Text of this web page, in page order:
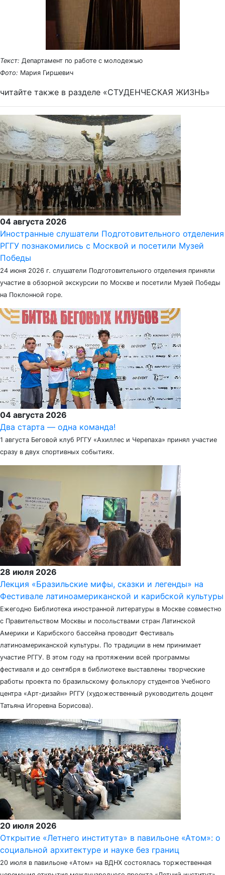
Текст: Департамент по работе с молодежью
Фото: Мария Гиршевич
читайте также в разделе «СТУДЕНЧЕСКАЯ ЖИЗНЬ»
04 августа 2026
Иностранные слушатели Подготовительного отделения
РГГУ познакомились с Москвой и посетили Музей
Победы
24 июня 2026 г. слушатели Подготовительного отделения приняли
участие в обзорной экскурсии по Москве и посетили Музей Победы
на Поклонной горе.
04 августа 2026
Два старта — одна команда!
1 августа Беговой клуб РГГУ «Ахиллес и Черепаха» принял участие
сразу в двух спортивных событиях.
28 июля 2026
Лекция «Бразильские мифы, сказки и легенды» на
Фестивале латиноамериканской и карибской культуры
Ежегодно Библиотека иностранной литературы в Москве совместно
с Правительством Москвы и посольствами стран Латинской
Америки и Карибского бассейна проводит Фестиваль
латиноамериканской культуры. По традиции в нем принимает
участие РГГУ. В этом году на протяжении всей программы
фестиваля и до сентября в библиотеке выставлены творческие
работы проекта по бразильскому фольклору студентов Учебного
центра «Арт-дизайн» РГГУ (художественный руководитель доцент
Татьяна Игоревна Борисова).
20 июля 2026
Открытие «Летнего института» в павильоне «Атом»: о
социальной архитектуре и науке без границ
20 июля в павильоне «Атом» на ВДНХ состоялась торжественная